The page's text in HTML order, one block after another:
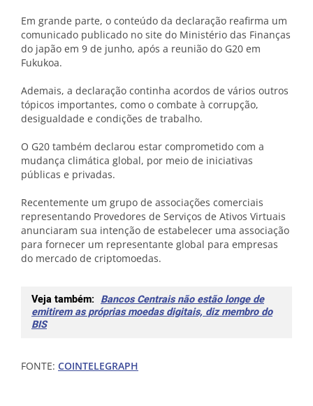
Em grande parte, o conteúdo da declaração reafirma um
comunicado publicado no site do Ministério das Finanças
do japão em 9 de junho, após a reunião do G20 em
Fukukoa.
Ademais, a declaração continha acordos de vários outros
tópicos importantes, como o combate à corrupção,
desigualdade e condições de trabalho.
O G20 também declarou estar comprometido com a
mudança climática global, por meio de iniciativas
públicas e privadas.
Recentemente um grupo de associações comerciais
representando Provedores de Serviços de Ativos Virtuais
anunciaram sua intenção de estabelecer uma associação
para fornecer um representante global para empresas
do mercado de criptomoedas.
Veja também: Bancos Centrais não estão longe de
emitirem as próprias moedas digitais, diz membro do
BIS
FONTE: COINTELEGRAPH